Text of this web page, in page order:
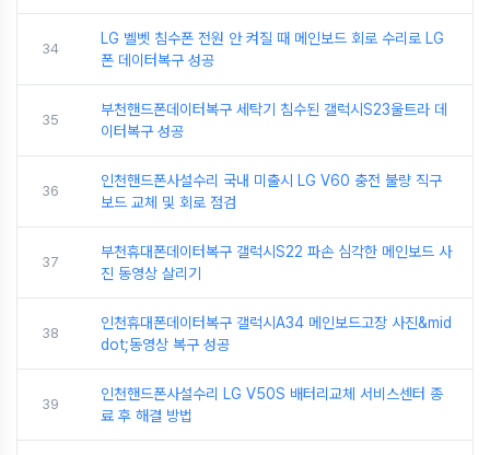
34
LG 벨벳 침수폰 전원 안 켜질 때 메인보드 회로 수리로 LG
폰 데이터복구 성공
35
부천핸드폰데이터복구 세탁기 침수된 갤럭시S23울트라 데
이터복구 성공
36
인천핸드폰사설수리 국내 미출시 LG V60 충전 불량 직구
보드 교체 및 회로 점검
37
부천휴대폰데이터복구 갤럭시S22 파손 심각한 메인보드 사
진 동영상 살리기
38
인천휴대폰데이터복구 갤럭시A34 메인보드고장 사진&mid
dot;동영상 복구 성공
39
인천핸드폰사설수리 LG V50S 배터리교체 서비스센터 종
료 후 해결 방법